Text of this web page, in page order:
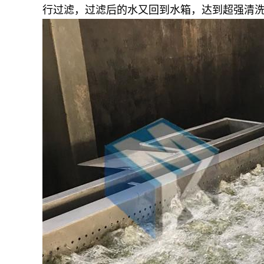
行过滤，过滤后的水又回到水箱，达到超强清